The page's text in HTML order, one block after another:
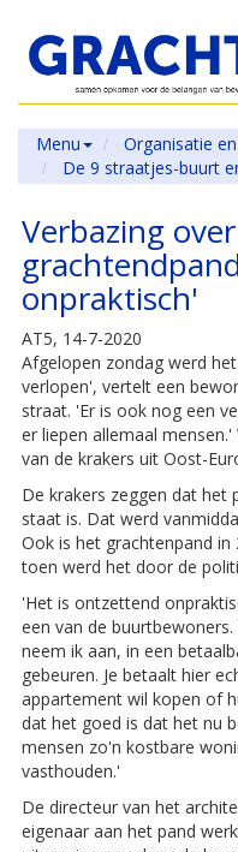
Menu
Organisatie
De 9 straatjes-buurt
Verbazing
onpraktisch'
AT5, 14-7-2020
Afgelopen zondag werd
verlopen', vertelt een
straat. 'Er is ook nog een
er liepen allemaal
van de krakers uit Oost-
De krakers zeggen dat het
staat is. Dat werd
Ook is het grachtenpand
toen werd het door de
'Het is ontzettend
een van de
neem ik aan, in een
gebeuren. Je betaalt hier
appartement wil kopen of
dat het goed is dat het nu
mensen zo'n kostbare
vasthouden.'
De directeur van het
eigenaar aan het pand